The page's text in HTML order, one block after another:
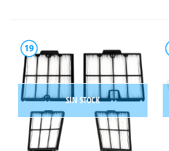
19
SIN STOCK